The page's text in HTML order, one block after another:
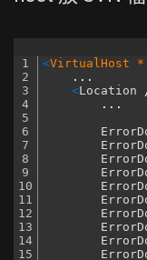
1
2
3
4
5
6
7
8
9
10
11
12
13
14
15
<VirtualHost *
...
<Location
...